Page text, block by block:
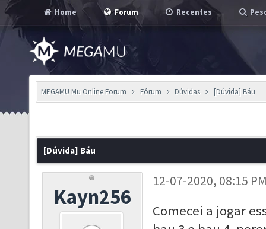
Home Forum Recentes
MEGAMU Mu Online Forum Fórum Dúvidas [Dúvida] Báu
[Dúvida] Báu
Kayn256
12-07-2020, 08:15
Comecei a jogar